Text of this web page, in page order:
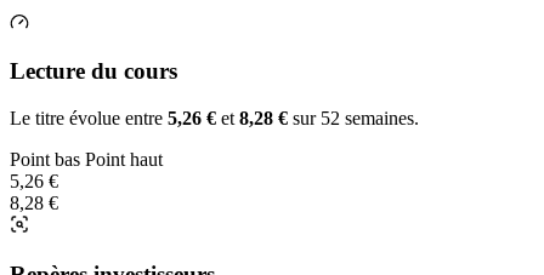
Lecture du cours
Le titre évolue entre 5,26 € et 8,28 € sur 52 semaines.
Point bas Point haut
5,26 €
8,28 €